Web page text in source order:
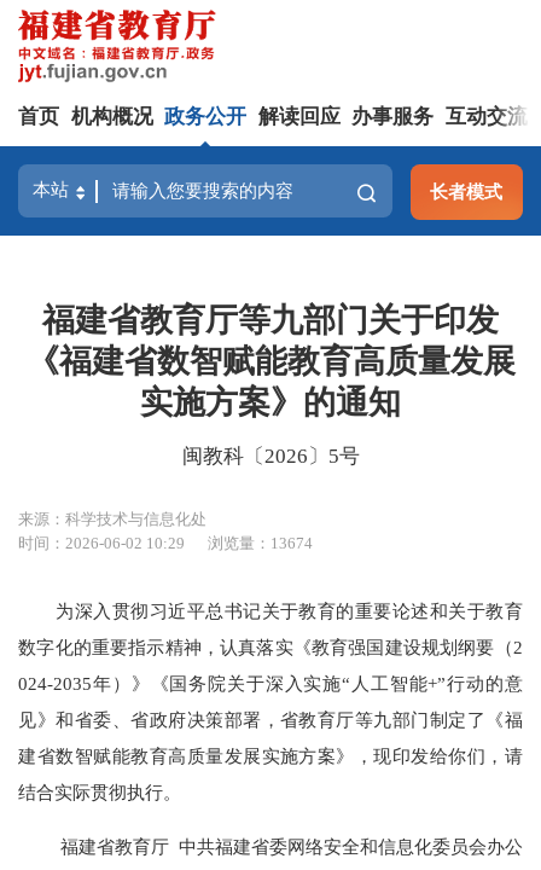
首页 机构概况 政务公开 解读回应 办事服务 互动交流
长者模式
福建省教育厅等九部门关于印发
《福建省数智赋能教育高质量发展
实施方案》的通知
闽教科〔2026〕5号
来源：科学技术与信息化处
时间：2026-06-02 10:29
浏览量：13674
为深入贯彻习近平总书记关于教育的重要论述和关于教育
数字化的重要指示精神，认真落实《教育强国建设规划纲要（2
024-2035年）》《国务院关于深入实施“人工智能+”行动的意
见》和省委、省政府决策部署，省教育厅等九部门制定了《福
建省数智赋能教育高质量发展实施方案》，现印发给你们，请
结合实际贯彻执行。
福建省教育厅 中共福建省委网络安全和信息化委员会办公